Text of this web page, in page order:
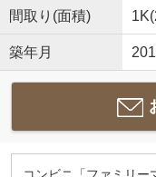
間取り(面積)
築年月